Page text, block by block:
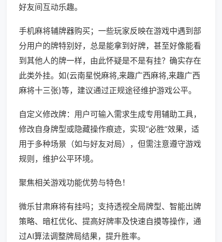
好友间互动乐趣。
手机麻将辅牌器购买；一些玩家反映在游戏中遇到部
分用户的牌特别好，总是能拿到好牌，甚至好像能看
到其他人的牌一样，由此怀疑是不是有挂？确实存在
此类外挂。如(云南星悦麻将,来趣广西麻将,来趣广西
麻将十三张)等，建议通过正规途径维护游戏公平。
自定义修改牌：用户可输入需求生成专用辅助工具，
修改自身牌型或隐藏操作痕迹，实现“必胜”效果，适
用于多种场景（如与好友对局），但需注意遵守游戏
规则，维护公平环境。
聚焦相关游戏功能优势与特色！
微乐甘肃麻将有挂吗；支持透视全局牌型、智能出牌
策略、暗杠优化、提高好牌率及快速自摸等操作，通
过AI算法调整牌局结果，提升胜率。